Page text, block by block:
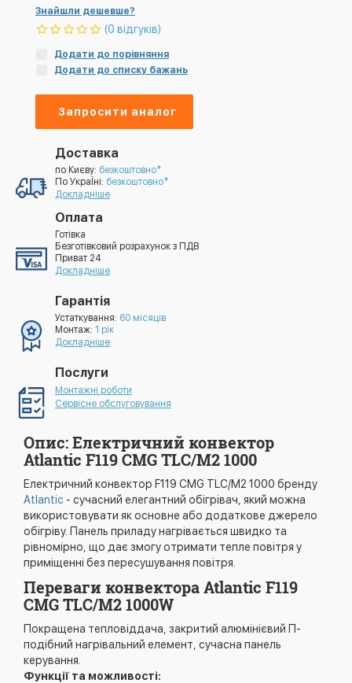
Знайшли дешевше?
(0 відгуків)
Додати до порівняння
Додати до списку бажань
Запросити аналог
Доставка
по Києву: безкоштовно*
По УкраЇні: безкоштовно*
Докладніше
Оплата
Готівка
Безготівковий розрахунок з ПДВ
Приват 24
Докладніше
Гарантія
Устаткування: 60 місяців
Монтаж: 1 рік
Докладніше
Послуги
Монтажні роботи
Сервісне обслуговування
Опис: Електричний конвектор
Atlantic F119 CMG TLC/M2 1000
Електричний конвектор F119 CMG TLC/M2 1000 бренду
Atlantic - сучасний елегантний обігрівач, який можна
використовувати як основне або додаткове джерело
обігріву. Панель приладу нагрівається швидко та
рівномірно, що дає змогу отримати тепле повітря у
приміщенні без пересушування повітря.
Переваги конвектора Atlantic F119
CMG TLC/M2 1000W
Покращена тепловіддача, закритий алюмінієвий П-
подібний нагрівальний елемент, сучасна панель
керування.
Функції та можливості: